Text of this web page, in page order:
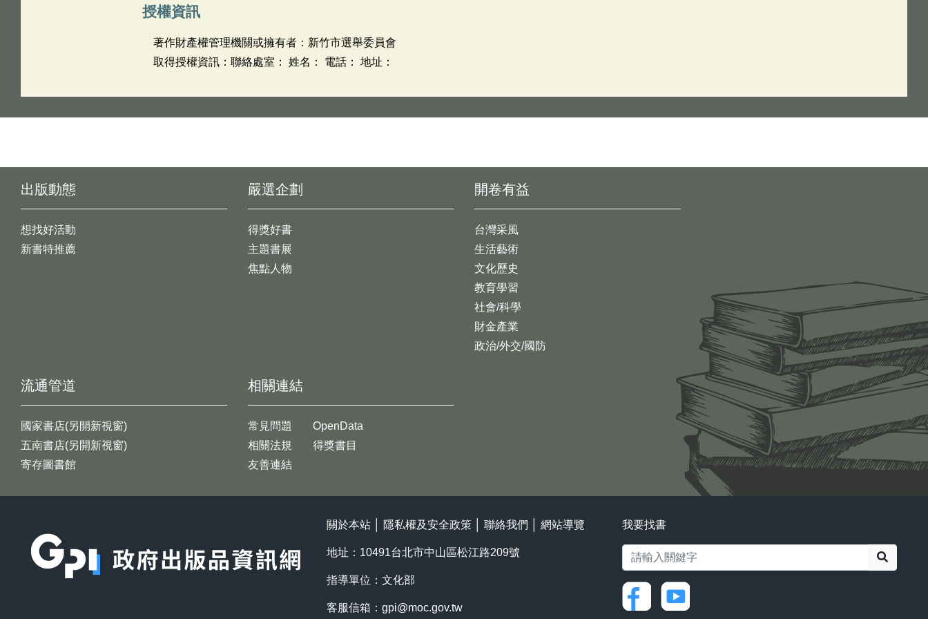
授權資訊
著作財產權管理機關或擁有者：新竹市選舉委員會
取得授權資訊：聯絡處室： 姓名： 電話： 地址：
出版動態
想找好活動
新書特推薦
開卷有益
台灣采風
生活藝術
文化歷史
教育學習
社會/科學
財金產業
政治/外交/國防
嚴選企劃
得獎好書
主題書展
焦點人物
流通管道
國家書店(另開新視窗)
五南書店(另開新視窗)
寄存圖書館
相關連結
常見問題
相關法規
友善連結
OpenData
得獎書目
關於本站 隱私權及安全政策 聯絡我們 網站導覽
地址：10491台北市中山區松江路209號
指導單位：文化部
客服信箱： gpi@moc.gov.tw
我要找書